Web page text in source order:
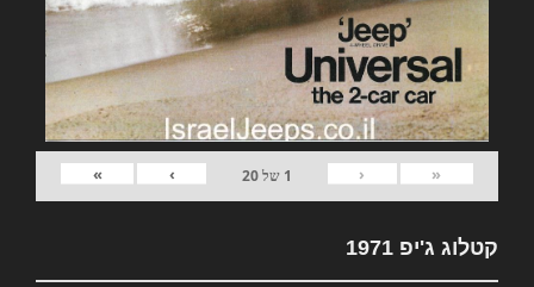
«
‹
1 של20
›
»
קטלוג ג'יפ 1971